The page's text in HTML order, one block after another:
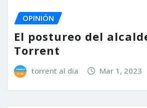
OPINIÓN
El postureo del
Torrent
torrent al dia Mar 1, 2023